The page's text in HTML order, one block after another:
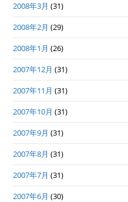
2008年3月 (31)
2008年2月 (29)
2008年1月 (26)
2007年12月 (31)
2007年11月 (31)
2007年10月 (31)
2007年9月 (31)
2007年8月 (31)
2007年7月 (31)
2007年6月 (30)